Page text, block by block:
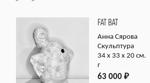
FAT BAT
Анна Сярова
Скульптура
34 х 33 х 20 см.
г
63 000 ₽